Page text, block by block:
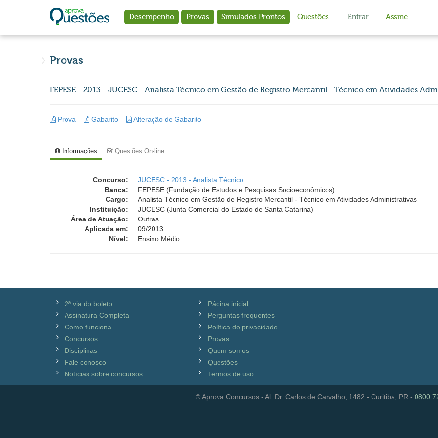
Desempenho Provas Simulados Prontos Questões Entrar Assine
Provas
FEPESE - 2013 - JUCESC - Analista Técnico em Gestão de Registro Mercantil - Técnico em Atividades
Prova Gabarito Alteração de Gabarito
Informações Questões On-line
Concurso:
JUCESC - 2013 - Analista Técnico
Banca:
FEPESE (Fundação de Estudos e Pesquisas Socioeconômicos)
Cargo:
Analista Técnico em Gestão de Registro Mercantil - Técnico em Atividades Administrativas
Instituição:
JUCESC (Junta Comercial do Estado de Santa Catarina)
Área de Atuação:
Outras
Aplicada em:
09/2013
Nível:
Ensino Médio
2ª via do boleto
Assinatura Completa
Como funciona
Concursos
Disciplinas
Fale conosco
Notícias sobre concursos
Página inicial
Perguntas frequentes
Política de privacidade
Provas
Quem somos
Questões
Termos de uso
© Aprova Concursos - Al. Dr. Carlos de Carvalho, 1482 - Curitiba, PR - 0800